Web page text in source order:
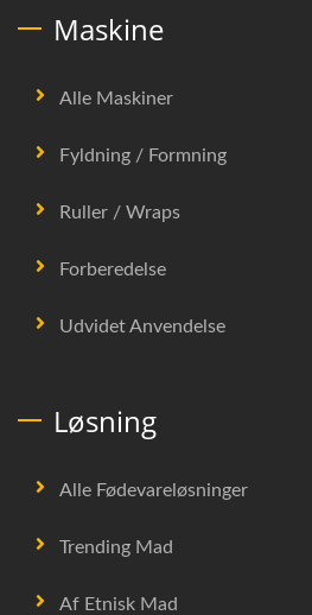
Maskine
Alle Maskiner
Fyldning / Formning
Ruller / Wraps
Forberedelse
Udvidet Anvendelse
Løsning
Alle Fødevareløsninger
Trending Mad
Af Etnisk Mad